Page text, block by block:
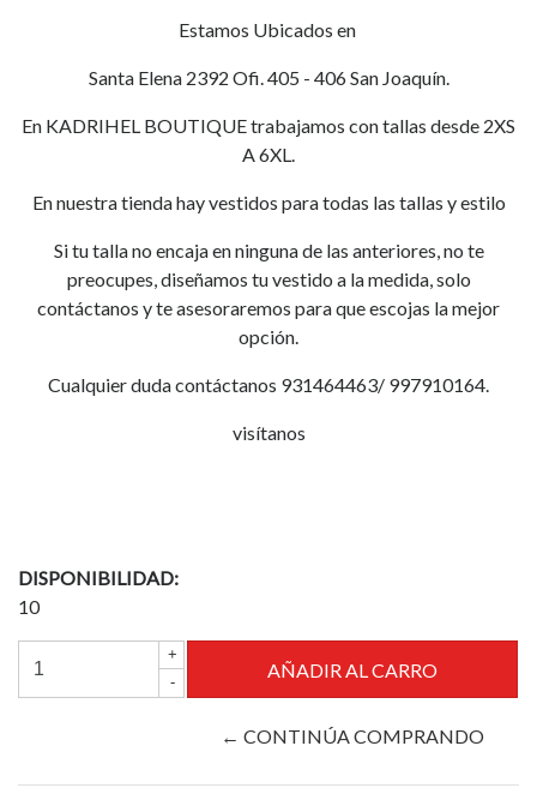
Estamos Ubicados en
Santa Elena 2392 Ofi. 405 - 406 San Joaquín.
En KADRIHEL BOUTIQUE trabajamos con tallas desde 2XS
A 6XL.
En nuestra tienda hay vestidos para todas las tallas y estilo
Si tu talla no encaja en ninguna de las anteriores, no te
preocupes, diseñamos tu vestido a la medida, solo
contáctanos y te asesoraremos para que escojas la mejor
opción.
Cualquier duda contáctanos 931464463/ 997910164.
visítanos
DISPONIBILIDAD:
10
+
-
← CONTINÚA COMPRANDO